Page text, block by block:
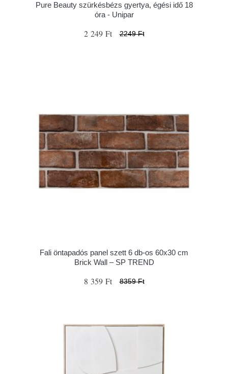
Pure Beauty szürkésbézs gyertya, égési idő 18
óra - Unipar
2 249 Ft 2249 Ft
Fali öntapadós panel szett 6 db-os 60x30 cm
Brick Wall – SP TREND
8 359 Ft 8359 Ft